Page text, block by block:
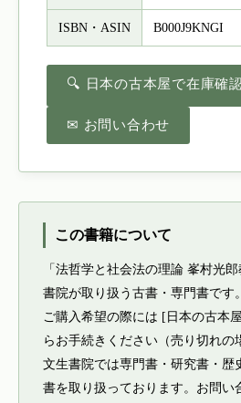
ISBN・ASIN B000J9KNGI
🔍 日本の古本屋で在庫確
✉ お問い合わせ
この書籍について
「法哲学と社会法の理論 峯村光
書院が取り扱う古書・専門書です。
ご購入希望の際には [日本の古本
らお手続きください（売り切れの
文生書院では専門書・研究書・歴
書を取り扱っております。お問い